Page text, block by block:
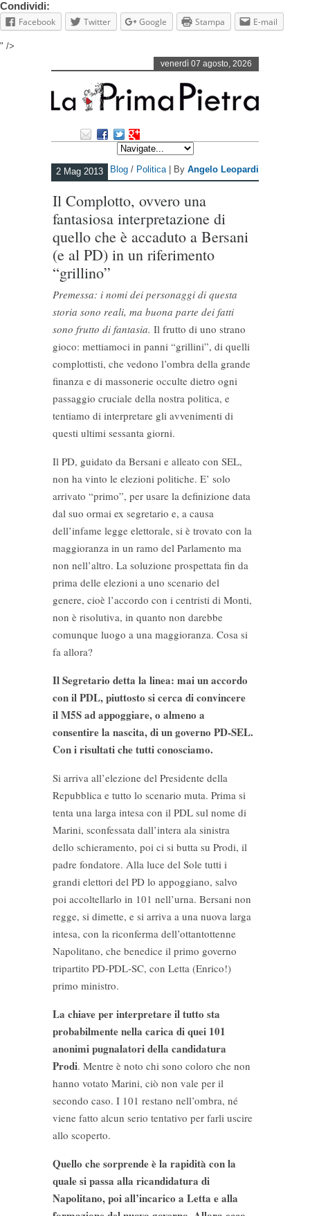
Condividi:
Facebook
Twitter Google Stampa E-mail
" />
venerdì 07 agosto, 2026
2 Mag 2013 Blog / Politica| By Angelo Leopardi
Il Complotto, ovvero una
fantasiosa interpretazione di
quello che è accaduto a Bersani
(e al PD) in un riferimento
“grillino”
Premessa: i nomi dei personaggi di questa
storia sono reali, ma buona parte dei fatti
sono frutto di fantasia. Il frutto di uno strano
gioco: mettiamoci in panni “grillini”, di quelli
complottisti, che vedono l’ombra della grande
finanza e di massonerie occulte dietro ogni
passaggio cruciale della nostra politica, e
tentiamo di interpretare gli avvenimenti di
questi ultimi sessanta giorni.
Il PD, guidato da Bersani e alleato con SEL,
non ha vinto le elezioni politiche. E’ solo
arrivato “primo”, per usare la definizione data
dal suo ormai ex segretario e, a causa
dell’infame legge elettorale, si è trovato con la
maggioranza in un ramo del Parlamento ma
non nell’altro. La soluzione prospettata fin da
prima delle elezioni a uno scenario del
genere, cioè l’accordo con i centristi di Monti,
non è risolutiva, in quanto non darebbe
comunque luogo a una maggioranza. Cosa si
fa allora?
Il Segretario detta la linea: mai un accordo
con il PDL, piuttosto si cerca di convincere
il M5S ad appoggiare, o almeno a
consentire la nascita, di un governo PD-SEL.
Con i risultati che tutti conosciamo.
Si arriva all’elezione del Presidente della
Repubblica e tutto lo scenario muta. Prima si
tenta una larga intesa con il PDL sul nome di
Marini, sconfessata dall’intera ala sinistra
dello schieramento, poi ci si butta su Prodi, il
padre fondatore. Alla luce del Sole tutti i
grandi elettori del PD lo appoggiano, salvo
poi accoltellarlo in 101 nell’urna. Bersani non
regge, si dimette, e si arriva a una nuova larga
intesa, con la riconferma dell’ottantottenne
Napolitano, che benedice il primo governo
tripartito PD-PDL-SC, con Letta (Enrico!)
primo ministro.
La chiave per interpretare il tutto sta
probabilmente nella carica di quei 101
anonimi pugnalatori della candidatura
Prodi. Mentre è noto chi sono coloro che non
hanno votato Marini, ciò non vale per il
secondo caso. I 101 restano nell’ombra, né
viene fatto alcun serio tentativo per farli uscire
allo scoperto.
Quello che sorprende è la rapidità con la
quale si passa alla ricandidatura di
Napolitano, poi all’incarico a Letta e alla